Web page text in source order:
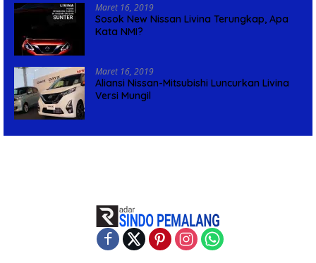
Maret 16, 2019
Sosok New Nissan Livina Terungkap, Apa
Kata NMI?
Maret 16, 2019
Aliansi Nissan-Mitsubishi Luncurkan Livina
Versi Mungil